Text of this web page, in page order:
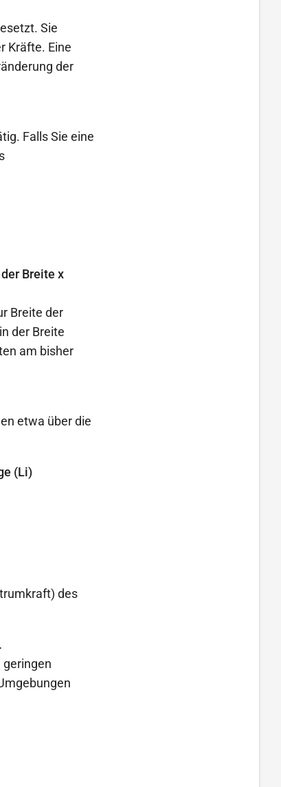
Sie
Kräfte. Eine
der
Falls Sie eine
Breite x
Breite der
der Breite
am bisher
etwa über die
(Li)
des